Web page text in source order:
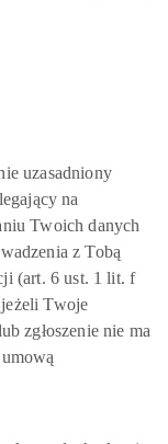
uzasadniony
na
Twoich danych
z Tobą
(art. 6 ust. 1 lit. f
Twoje
zgłoszenie nie ma